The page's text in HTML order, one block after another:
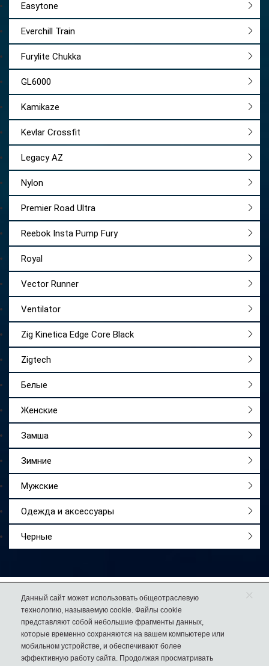
Easytone
Everchill Train
Furylite Chukka
GL6000
Kamikaze
Kevlar Crossfit
Legacy AZ
Nylon
Premier Road Ultra
Reebok Insta Pump Fury
Royal
Vector Runner
Ventilator
Zig Kinetica Edge Core Black
Zigtech
Белые
Женские
Замша
Зимние
Мужские
Одежда и аксессуары
Черные
Работаемс 2009 года
Более 50 000довольных покупателей
74% клиентоввозвращаются к нам за еще одной парой обуви
Данный сайт может использовать общеотраслевую
технологию, называемую cookie. Файлы cookie
представляют собой небольшие фрагменты данных,
которые временно сохраняются на вашем компьютере или
мобильном устройстве, и обеспечивают более
эффективную работу сайта. Продолжая просматривать
×